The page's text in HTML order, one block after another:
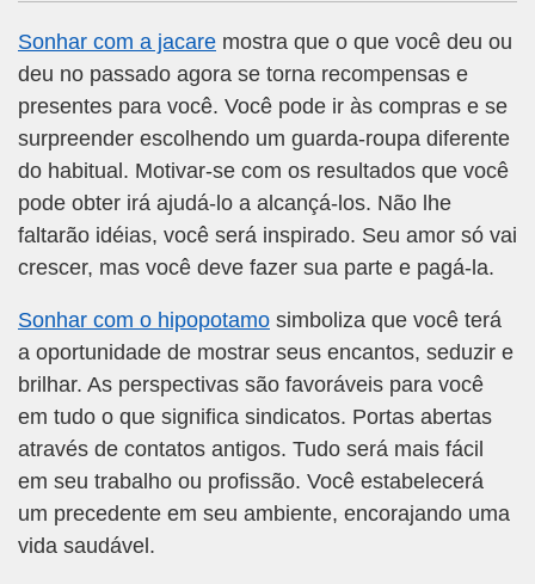
Sonhar com a jacare mostra que o que você deu ou
deu no passado agora se torna recompensas e
presentes para você. Você pode ir às compras e se
surpreender escolhendo um guarda-roupa diferente
do habitual. Motivar-se com os resultados que você
pode obter irá ajudá-lo a alcançá-los. Não lhe
faltarão idéias, você será inspirado. Seu amor só vai
crescer, mas você deve fazer sua parte e pagá-la.
Sonhar com o hipopotamo simboliza que você terá
a oportunidade de mostrar seus encantos, seduzir e
brilhar. As perspectivas são favoráveis para você
em tudo o que significa sindicatos. Portas abertas
através de contatos antigos. Tudo será mais fácil
em seu trabalho ou profissão. Você estabelecerá
um precedente em seu ambiente, encorajando uma
vida saudável.